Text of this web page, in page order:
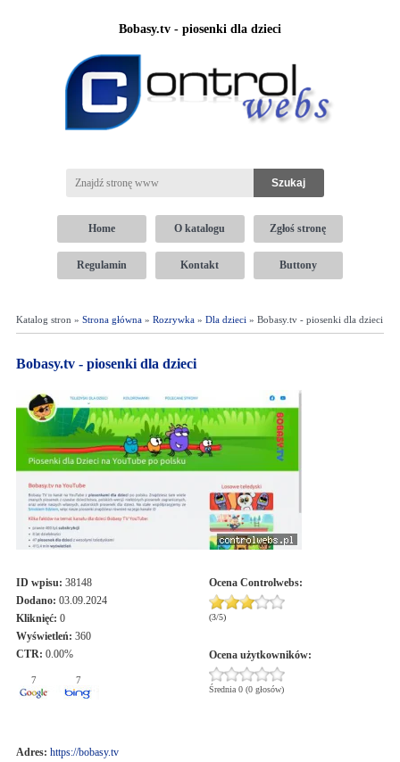
Bobasy.tv - piosenki dla dzieci
Home O katalogu Zgłoś stronę
Regulamin Kontakt Buttony
Katalog stron » Strona główna» Rozrywka» Dla dzieci » Bobasy.tv - piosenki dla dzieci
Bobasy.tv - piosenki dla dzieci
ID wpisu: 38148
Dodano: 03.09.2024
Kliknięć: 0
Wyświetleń: 360
CTR: 0.00%
7 7
Ocena Controlwebs:
(3/5)
Ocena użytkowników:
Średnia 0 (0 głosów)
Adres: https://bobasy.tv